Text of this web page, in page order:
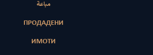
مباعة
ПРОДАДЕНИ
ИМОТИ